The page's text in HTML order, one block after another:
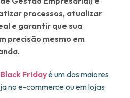
processos, atualizar
e garantir que sua
precisão mesmo em
Black Fridayé um dos maiores
no e-commerce ou em lojas